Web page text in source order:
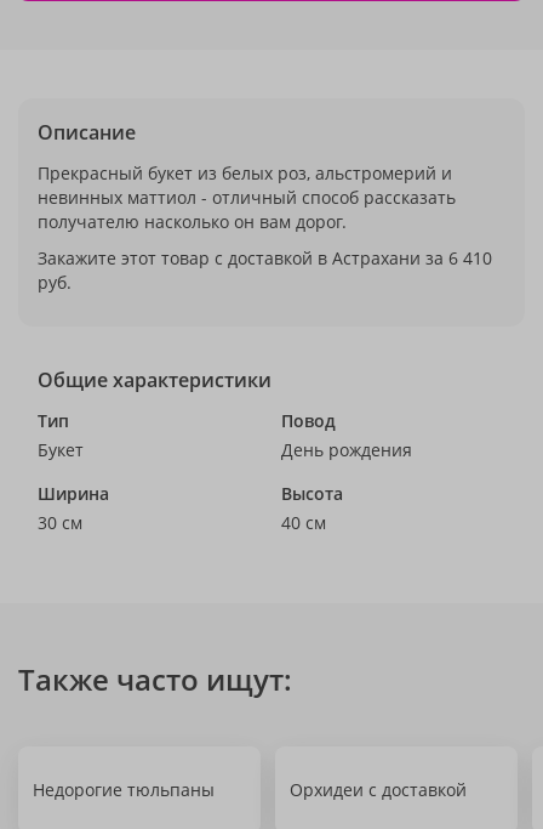
Описание
Прекрасный букет из белых роз, альстромерий и
невинных маттиол - отличный способ рассказать
получателю насколько он вам дорог.
Закажите этот товар с доставкой в Астрахани за 6 410
руб.
Общие характеристики
Тип
Букет
Повод
День рождения
Ширина
30 см
Высота
40 см
Также часто ищут:
Недорогие тюльпаны Орхидеи с доставкой